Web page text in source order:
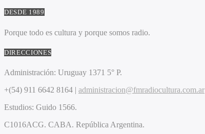
DESDE 1989
Porque todo es cultura y porque somos radio.
DIRECCIONES
Administración: Uruguay 1371 5° P.
+(54) 911 6642 8164 | administracion@fmradiocultura.com.ar
Estudios: Guido 1566.
C1016ACG. CABA. República Argentina.